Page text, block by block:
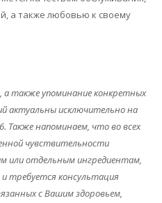
а также любовью к своему
также упоминание конкретных
актуальны исключительно на
Также напоминаем, что во всех
чувствительности
или отдельным ингредиентам,
требуется консультация
с Вашим здоровьем,